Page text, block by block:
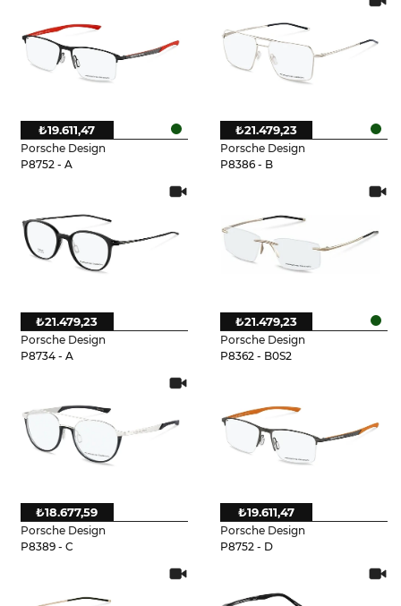
Porsche Design
P8752 - A
₺19.611,47
Porsche Design
P8386 - B
₺21.479,23
Porsche Design
P8734 - A
₺21.479,23
Porsche Design
P8362 - B0S2
₺21.479,23
Porsche Design
P8389 - C
₺18.677,59
Porsche Design
P8752 - D
₺19.611,47